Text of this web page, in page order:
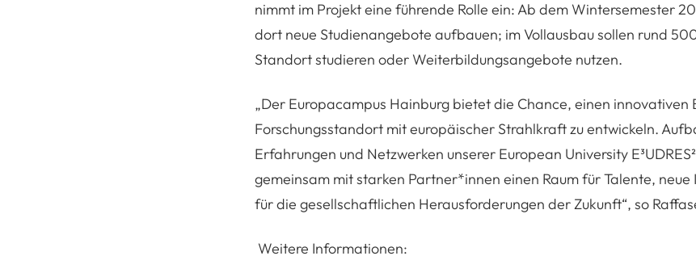
nimmt im Projekt eine führende Rolle ein: Ab dem Wintersemester
dort neue Studienangebote aufbauen; im Vollausbau sollen rund
Standort studieren oder Weiterbildungsangebote nutzen.
„Der Europacampus Hainburg bietet die Chance, einen innovativen
Forschungsstandort mit europäischer Strahlkraft zu entwickeln.
Erfahrungen und Netzwerken unserer European University
gemeinsam mit starken Partner*innen einen Raum für Talente, neue
für die gesellschaftlichen Herausforderungen der Zukunft“, so
Weitere Informationen: